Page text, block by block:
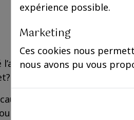
l’art de la conversation, de
de notre temps
des motifs louables, ne
expérience possible.
Marketing
Ces cookies nous
nous avons pu vous